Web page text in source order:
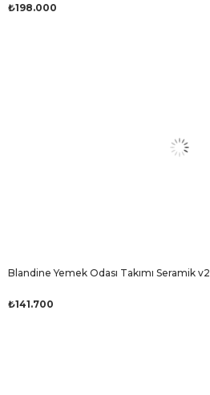
₺198.000
Blandine Yemek Odası Takımı Seramik v2
₺141.700